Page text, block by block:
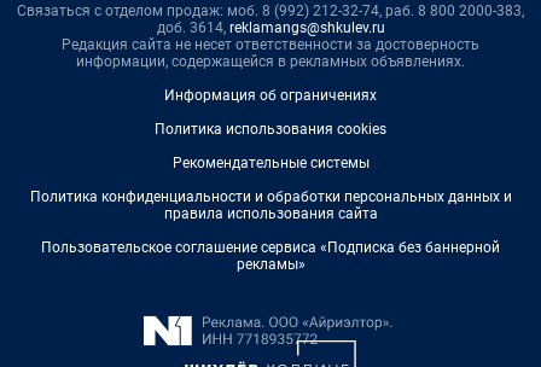
Связаться с отделом продаж: моб. 8 (992) 212-32-74, раб. 8 800 2000-383,
доб. 3614, reklamangs@shkulev.ru
Редакция сайта не несет ответственности за достоверность
информации, содержащейся в рекламных объявлениях.
Информация об ограничениях
Политика использования cookies
Рекомендательные системы
Политика конфиденциальности и обработки персональных данных и
правила использования сайта
Пользовательское соглашение сервиса «Подписка без баннерной
рекламы»